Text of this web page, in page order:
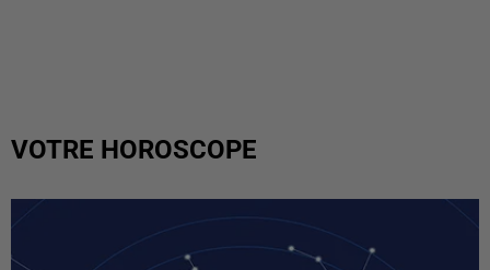
VOTRE HOROSCOPE